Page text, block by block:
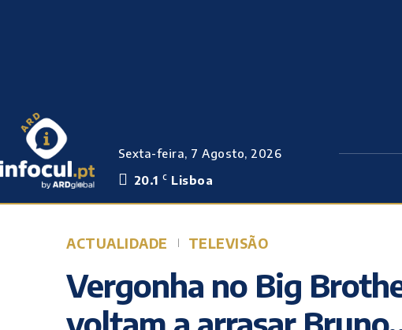
Sexta-feira, 7 Agosto, 2026
20.1 C Lisboa
ACTUALIDADE TELEVISÃO
Vergonha no Big